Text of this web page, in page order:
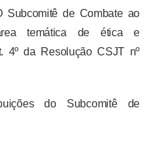
Subcomitê de Combate ao
temática de ética e
4º da Resolução CSJT nº
do Subcomitê de